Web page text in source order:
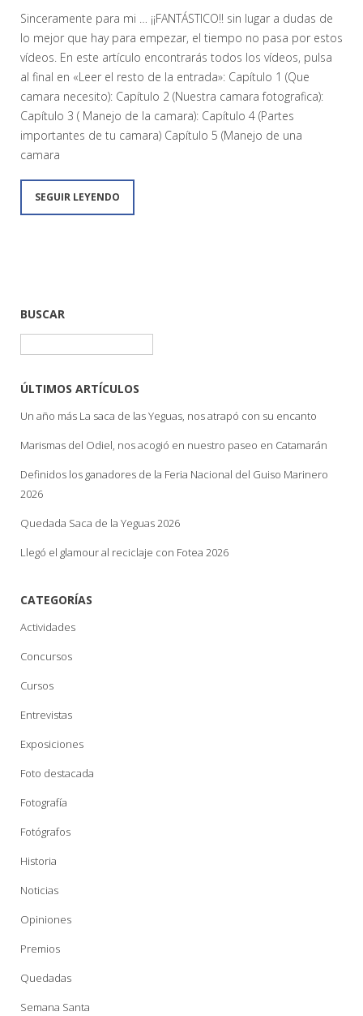
Sinceramente para mi … ¡¡FANTÁSTICO!! sin lugar a dudas de
lo mejor que hay para empezar, el tiempo no pasa por estos
vídeos. En este artículo encontrarás todos los vídeos, pulsa
al final en «Leer el resto de la entrada»: Capítulo 1 (Que
camara necesito): Capítulo 2 (Nuestra camara fotografica):
Capítulo 3 ( Manejo de la camara): Capítulo 4 (Partes
importantes de tu camara) Capítulo 5 (Manejo de una
camara
SEGUIR LEYENDO
BUSCAR
ÚLTIMOS ARTÍCULOS
Un año más La saca de las Yeguas, nos atrapó con su encanto
Marismas del Odiel, nos acogió en nuestro paseo en Catamarán
Definidos los ganadores de la Feria Nacional del Guiso Marinero
2026
Quedada Saca de la Yeguas 2026
Llegó el glamour al reciclaje con Fotea 2026
CATEGORÍAS
Actividades
Concursos
Cursos
Entrevistas
Exposiciones
Foto destacada
Fotografía
Fotógrafos
Historia
Noticias
Opiniones
Premios
Quedadas
Semana Santa